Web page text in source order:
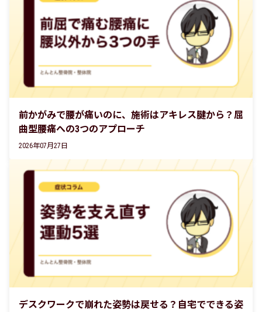
前かがみで腰が痛いのに、施術はアキレス腱から？屈
曲型腰痛への3つのアプローチ
2026年07月27日
デスクワークで崩れた姿勢は戻せる？自宅でできる姿